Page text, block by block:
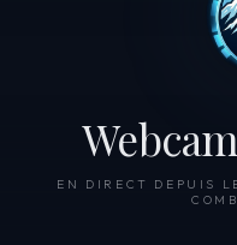
EN DIRECT DEPUIS